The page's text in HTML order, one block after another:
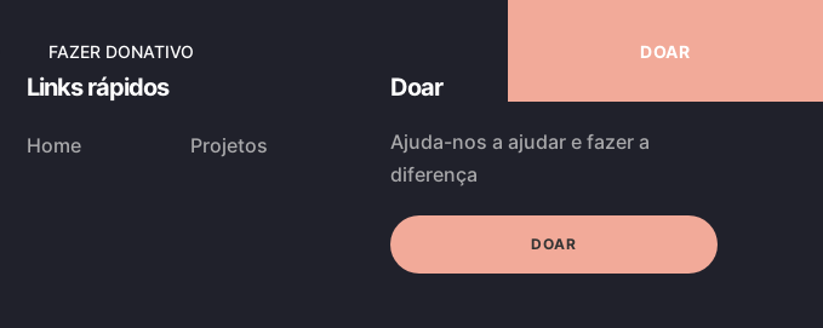
FAZER DONATIVO DOAR
Links rápidos
Home Projetos
Doar
Ajuda-nos a ajudar e fazer a
diferença
DOAR